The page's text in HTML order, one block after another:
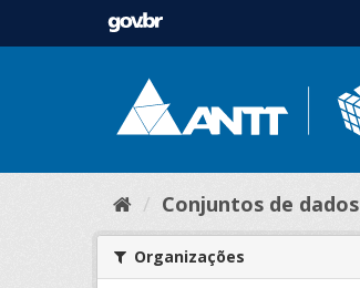
Conjuntos de dados
Organizações